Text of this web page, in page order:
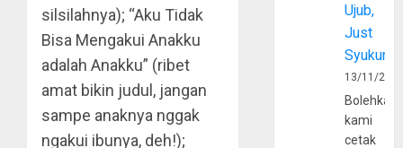
silsilahnya); “Aku Tidak
Bisa Mengakui Anakku
adalah Anakku” (ribet
amat bikin judul, jangan
sampe anaknya nggak
ngakui ibunya, deh!);
Ujub,
Just
Syukur
13/11/
Bolehkah
kami
cetak